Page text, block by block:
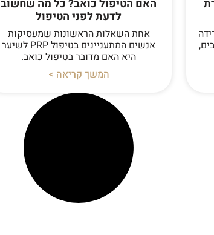
האם הטיפול כואב? כל מה שחשוב
לדעת לפני הטיפול
אחת השאלות הראשונות שמעסיקות
אנשים המתעניינים בטיפול PRP לשיער
היא האם מדובר בטיפול כואב.
המשך קריאה >